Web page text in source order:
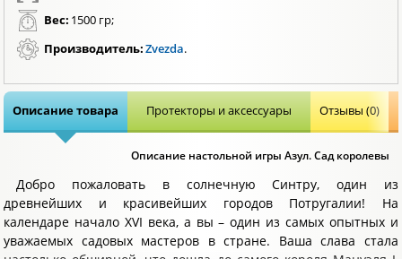
Вес: 1500 гр;
Производитель:Zvezda.
Описание товара Протекторы и аксессуары Отзывы (0)
Описание настольной игры Азул. Сад королевы
Добро пожаловать в солнечную Синтру, один из
древнейших и красивейших городов Потругалии! На
календаре начало XVI века, а вы – один из самых опытных и
уважаемых садовых мастеров в стране. Ваша слава стала